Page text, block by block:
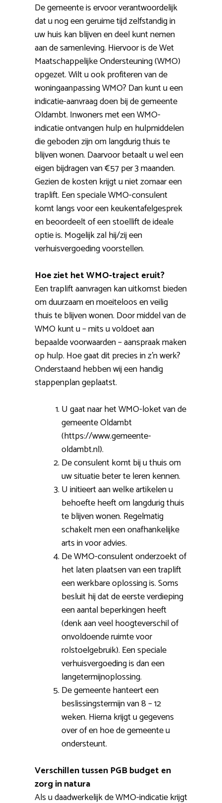
De gemeente is ervoor verantwoordelijk
dat u nog een geruime tijd zelfstandig in
uw huis kan blijven en deel kunt nemen
aan de samenleving. Hiervoor is de Wet
Maatschappelijke Ondersteuning (WMO)
opgezet. Wilt u ook profiteren van de
woningaanpassing WMO? Dan kunt u een
indicatie-aanvraag doen bij de gemeente
Oldambt. Inwoners met een WMO-
indicatie ontvangen hulp en hulpmiddelen
die geboden zijn om langdurig thuis te
blijven wonen. Daarvoor betaalt u wel een
eigen bijdragen van €57 per 3 maanden.
Gezien de kosten krijgt u niet zomaar een
traplift. Een speciale WMO-consulent
komt langs voor een keukentafelgesprek
en beoordeelt of een stoellift de ideale
optie is. Mogelijk zal hij/zij een
verhuisvergoeding voorstellen.
Hoe ziet het WMO-traject eruit?
Een traplift aanvragen kan uitkomst bieden
om duurzaam en moeiteloos en veilig
thuis te blijven wonen. Door middel van de
WMO kunt u – mits u voldoet aan
bepaalde voorwaarden – aanspraak maken
op hulp. Hoe gaat dit precies in z’n werk?
Onderstaand hebben wij een handig
stappenplan geplaatst.
U gaat naar het WMO-loket van de
gemeente Oldambt
(https://www.gemeente-
oldambt.nl).
De consulent komt bij u thuis om
uw situatie beter te leren kennen.
U initieert aan welke artikelen u
behoefte heeft om langdurig thuis
te blijven wonen. Regelmatig
schakelt men een onafhankelijke
arts in voor advies.
De WMO-consulent onderzoekt of
het laten plaatsen van een traplift
een werkbare oplossing is. Soms
besluit hij dat de eerste verdieping
een aantal beperkingen heeft
(denk aan veel hoogteverschil of
onvoldoende ruimte voor
rolstoelgebruik). Een speciale
verhuisvergoeding is dan een
langetermijnoplossing.
De gemeente hanteert een
beslissingstermijn van 8 – 12
weken. Hierna krijgt u gegevens
over of en hoe de gemeente u
ondersteunt.
Verschillen tussen PGB budget en
zorg in natura
Als u daadwerkelijk de WMO-indicatie krijgt